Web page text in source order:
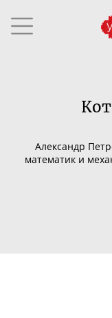
Александр
математик и